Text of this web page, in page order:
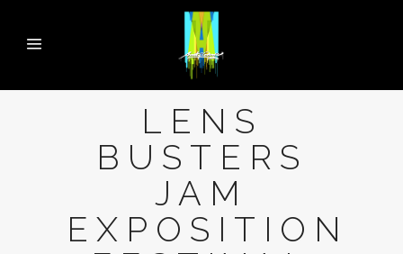
LENS
BUSTERS
JAM
EXPOSITION